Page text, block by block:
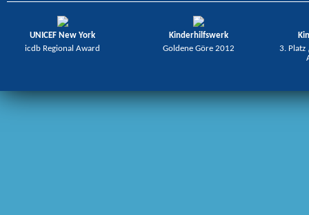
UNICEF New York
icdb Regional Award
Kinderhilfswerk
Goldene Göre 2012
3. Platz